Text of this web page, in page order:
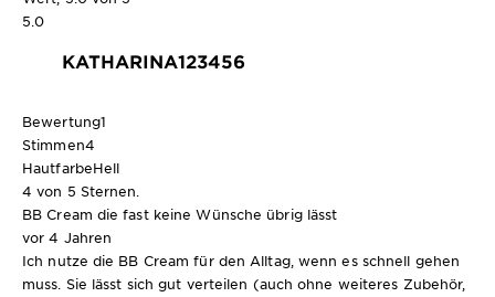
5.0
KATHARINA123456
Bewertung1
Stimmen4
HautfarbeHell
4 von 5 Sternen.
BB Cream die fast keine Wünsche übrig lässt
vor 4 Jahren
Ich nutze die BB Cream für den Alltag, wenn es schnell gehen
muss. Sie lässt sich gut verteilen (auch ohne weiteres Zubehör,